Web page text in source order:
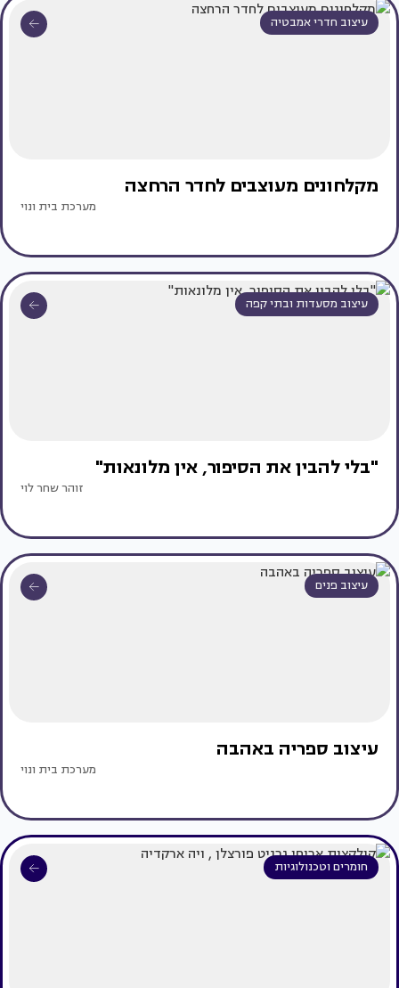
עיצוב חדרי אמבטיה
מקלחונים מעוצבים לחדר הרחצה
מערכת בית ונוי
עיצוב מסעדות ובתי קפה
"בלי להבין את הסיפור, אין מלונאות"
זוהר שחר לוי
עיצוב פנים
עיצוב ספריה באהבה
מערכת בית ונוי
חומרים וטכנולוגיות